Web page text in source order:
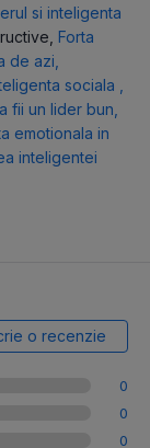
si inteligenta
Forta
de azi
sociala
fii un lider bun
emotionala in
inteligentei
o recenzie
0
0
0